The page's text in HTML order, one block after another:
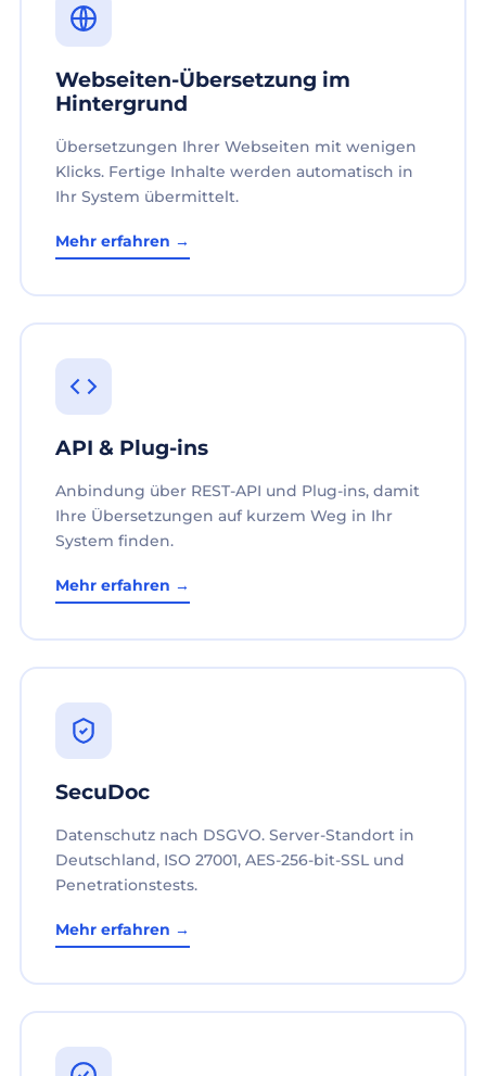
Webseiten-Übersetzung im
Hintergrund
Übersetzungen Ihrer Webseiten mit wenigen
Klicks. Fertige Inhalte werden automatisch in
Ihr System übermittelt.
Mehr erfahren →
API & Plug-ins
Anbindung über REST-API und Plug-ins, damit
Ihre Übersetzungen auf kurzem Weg in Ihr
System finden.
Mehr erfahren →
SecuDoc
Datenschutz nach DSGVO. Server-Standort in
Deutschland, ISO 27001, AES-256-bit-SSL und
Penetrationstests.
Mehr erfahren →